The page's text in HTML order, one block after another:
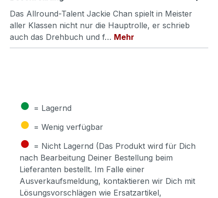
Das Allround-Talent Jackie Chan spielt in Meister
aller Klassen nicht nur die Hauptrolle, er schrieb
auch das Drehbuch und f… Mehr
● = Lagernd
● = Wenig verfügbar
● = Nicht Lagernd (Das Produkt wird für Dich
nach Bearbeitung Deiner Bestellung beim
Lieferanten bestellt. Im Falle einer
Ausverkaufsmeldung, kontaktieren wir Dich mit
Lösungsvorschlägen wie Ersatzartikel,